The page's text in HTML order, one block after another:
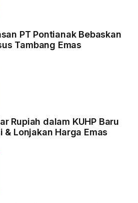
PT Pontianak Bebaskan
Tambang Emas
Rupiah dalam KUHP Baru
Lonjakan Harga Emas